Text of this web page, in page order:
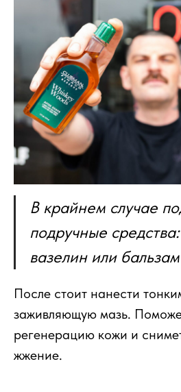
В крайнем случае
подручные
вазелин или бальзам
После стоит нанести
заживляющую мазь.
регенерацию кожи и
жжение.